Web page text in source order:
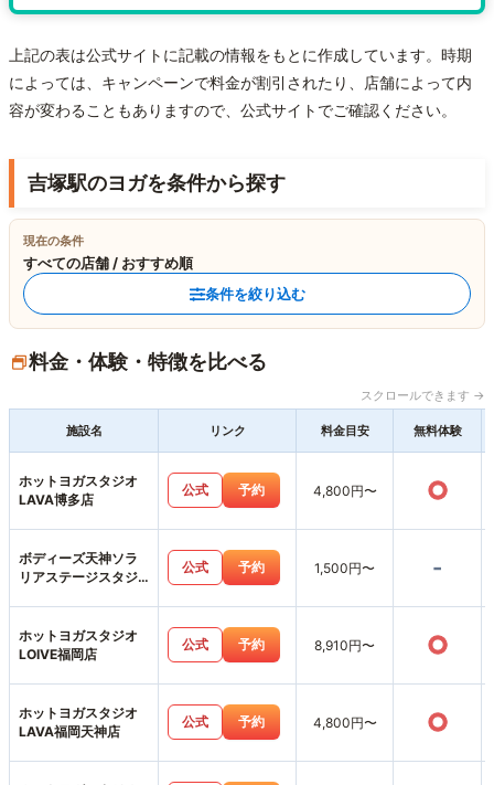
上記の表は公式サイトに記載の情報をもとに作成しています。時期
によっては、キャンペーンで料金が割引されたり、店舗によって内
容が変わることもありますので、公式サイトでご確認ください。
吉塚駅のヨガを条件から探す
現在の条件
すべての店舗 / おすすめ順
条件を絞り込む
料金・体験・特徴を比べる
スクロールできます →
施設名 リンク 料金目安 無料体験
ホットヨガスタジオ
LAVA博多店
公式 予約 4,800円〜 ○
ボディーズ天神ソラ
リアステージスタジ
公式 予約 1,500円〜 -
ホットヨガスタジオ
LOIVE福岡店
公式 予約 8,910円〜 ○
ホットヨガスタジオ
LAVA福岡天神店
公式 予約 4,800円〜 ○